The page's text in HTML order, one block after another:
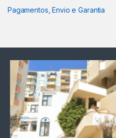
Pagamentos, Envio e Garantia